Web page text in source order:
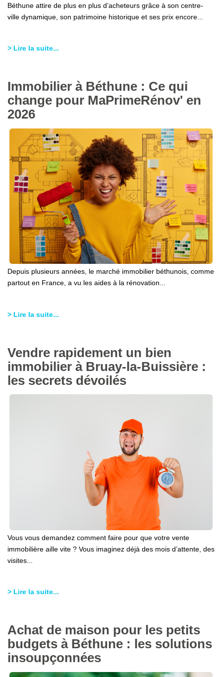
Béthune attire de plus en plus d’acheteurs grâce à son centre-
ville dynamique, son patrimoine historique et ses prix encore...
> Lire la suite...
Immobilier à Béthune : Ce qui
change pour MaPrimeRénov' en
2026
Depuis plusieurs années, le marché immobilier béthunois, comme
partout en France, a vu les aides à la rénovation...
> Lire la suite...
Vendre rapidement un bien
immobilier à Bruay-la-Buissière :
les secrets dévoilés
Vous vous demandez comment faire pour que votre vente
immobilière aille vite ? Vous imaginez déjà des mois d’attente, des
visites...
> Lire la suite...
Achat de maison pour les petits
budgets à Béthune : les solutions
insoupçonnées